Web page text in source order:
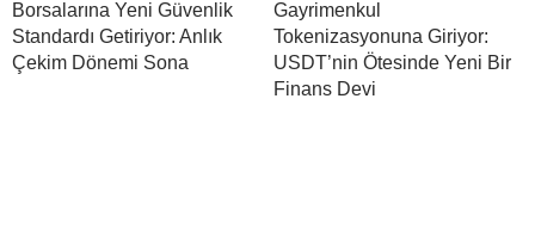
Borsalarına Yeni Güvenlik
Standardı Getiriyor: Anlık
Çekim Dönemi Sona
Gayrimenkul
Tokenizasyonuna Giriyor:
USDT’nin Ötesinde Yeni Bir
Finans Devi